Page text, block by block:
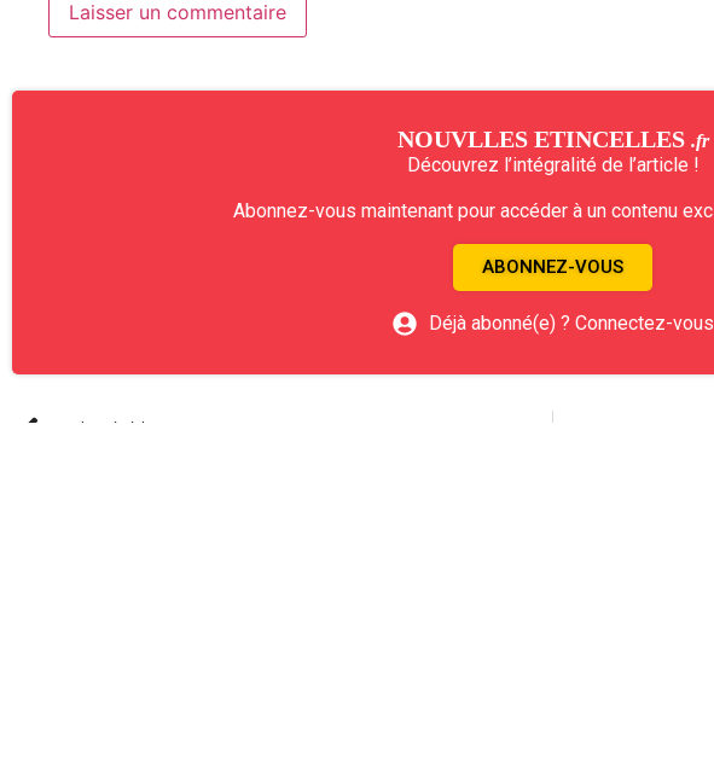
NOUVLLES ETINCELLES .fr
Découvrez l’intégralité de l’article !
Abonnez-vous maintenant pour accéder à un contenu
ABONNEZ-VOUS
Déjà abonné(e) ? Connectez-vous
Article Précédent